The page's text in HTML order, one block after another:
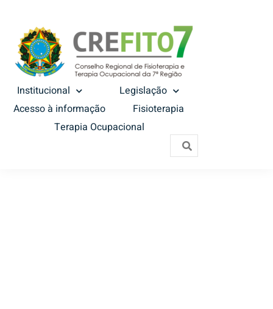
Institucional
Legislação
Acesso à informação
Fisioterapia
Terapia Ocupacional